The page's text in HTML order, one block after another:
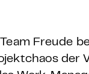
Freude
der